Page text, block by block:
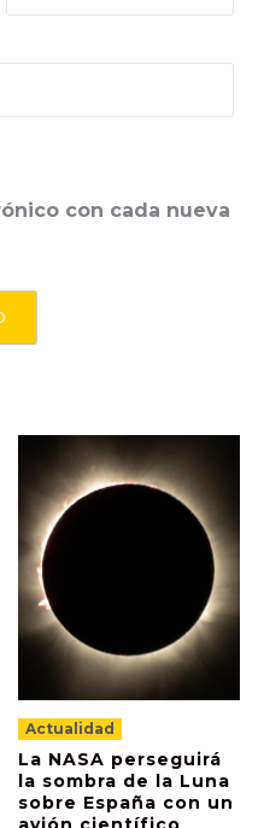
con cada nueva
Actualidad
La NASA perseguirá
la sombra de la Luna
sobre España con un